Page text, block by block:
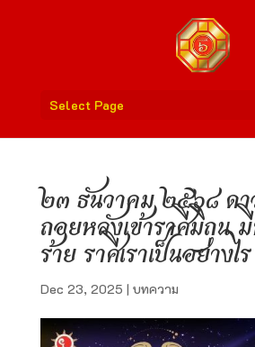
Select Page
๒๓ ธันวาคม ๒๕๖๘ ด
ถอยหลังเข้าราศีมิถุน
ร้าย ราศีเราเป็นอย่างไร
Dec 23, 2025 | บทความ